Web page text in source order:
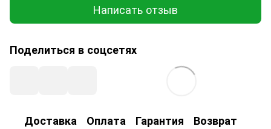
Написать отзыв
Поделиться в соцсетях
Доставка Оплата Гарантия Возврат